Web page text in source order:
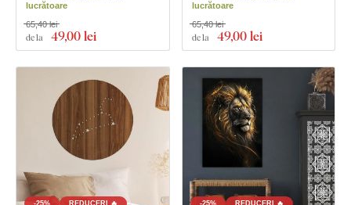
lucrătoare
de la 49,00 lei
65,40 lei
lucrătoare
de la 49,00 lei
65,40 lei
-25% REDUCERI 🔥 -25% REDUCERI 🔥